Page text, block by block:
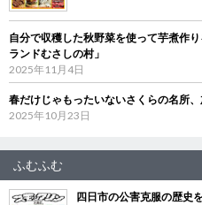
自分で収穫した秋野菜を使って芋煮作
ランドむさしの村」
2025年11月4日
春だけじゃもったいないさくらの名所
2025年10月23日
ふむふむ
四日市の公害克服の歴史